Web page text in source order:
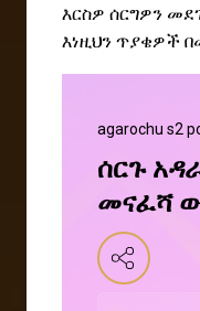
እርስዎ ሰርግዎን
እነዚህን ጥያቄዎች
agarochu s2
ሰርጉ
መናፈሻ